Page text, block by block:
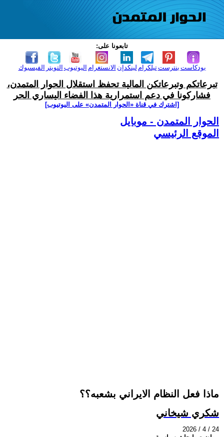
تابعونا على:
الفيسبوك التويتر اليوتيوب الانستغرام لينكدإن تيلكرامبنترست بودكاست
تبرعاتكم وتبرعاتكن المالية تحفظ استقلال الحوار المتمدن،
فشاركونا في دعم استمرارية هذا الفضاء اليساري الحر
[اشترك في قناة ‫«الحوار المتمدن» على اليوتيوب]
الحوار المتمدن - موبايل
الموقع الرئيسي
ماذا فعل النظام الايراني بشعبه؟؟
شكري شيخاني
2026 / 4 / 24